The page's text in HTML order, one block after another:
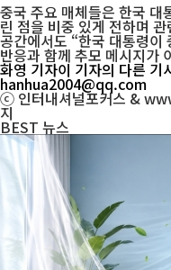
중국 주요 매체들은 한국 대
린 점을 비중 있게 전하며
공간에서도 “한국 대통령이
반응과 함께 추모 메시지가
화영 기자이 기자의 다른 기
hanhua2004@qq.com
ⓒ 인터내셔널포커스 &
지
BEST 뉴스